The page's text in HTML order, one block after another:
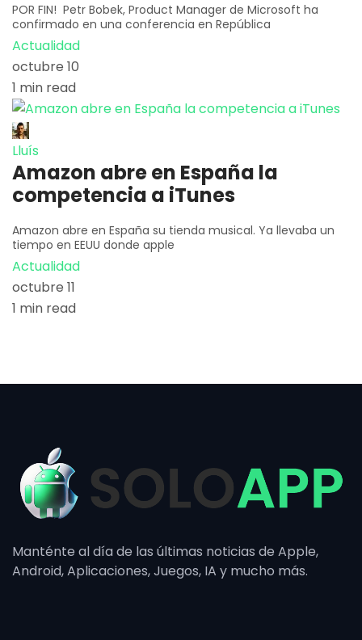
POR FIN! Petr Bobek, Product Manager de Microsoft ha
confirmado en una conferencia en República
Actualidad
octubre 10
1 min read
Lluís
Amazon abre en España la
competencia a iTunes
Amazon abre en España su tienda musical. Ya llevaba un
tiempo en EEUU donde apple
Actualidad
octubre 11
1 min read
Manténte al día de las últimas noticias de Apple,
Android, Aplicaciones, Juegos, IA y mucho más.